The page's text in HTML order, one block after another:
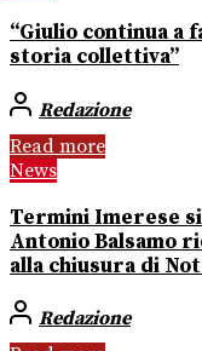
“Giulio continua a
storia collettiva”
Redazione
Read more
News
Termini Imerese
Antonio Balsamo
alla chiusura di
Redazione